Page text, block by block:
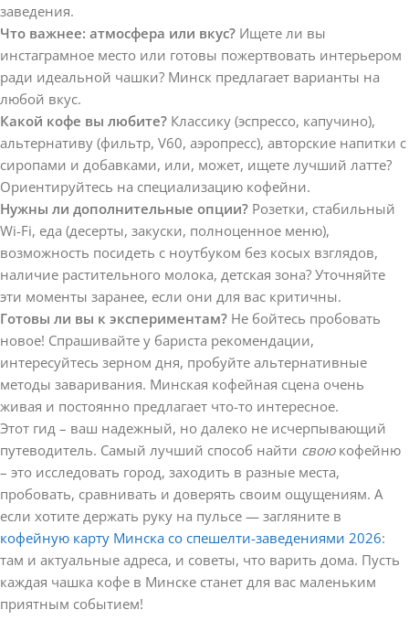
заведения.
Что важнее: атмосфера или вкус? Ищете ли вы
инстаграмное место или готовы пожертвовать интерьером
ради идеальной чашки? Минск предлагает варианты на
любой вкус.
Какой кофе вы любите? Классику (эспрессо, капучино),
альтернативу (фильтр, V60, аэропресс), авторские напитки с
сиропами и добавками, или, может, ищете лучший латте?
Ориентируйтесь на специализацию кофейни.
Нужны ли дополнительные опции? Розетки, стабильный
Wi-Fi, еда (десерты, закуски, полноценное меню),
возможность посидеть с ноутбуком без косых взглядов,
наличие растительного молока, детская зона? Уточняйте
эти моменты заранее, если они для вас критичны.
Готовы ли вы к экспериментам? Не бойтесь пробовать
новое! Спрашивайте у бариста рекомендации,
интересуйтесь зерном дня, пробуйте альтернативные
методы заваривания. Минская кофейная сцена очень
живая и постоянно предлагает что-то интересное.
Этот гид – ваш надежный, но далеко не исчерпывающий
путеводитель. Самый лучший способ найти своюкофейню
– это исследовать город, заходить в разные места,
пробовать, сравнивать и доверять своим ощущениям. А
если хотите держать руку на пульсе — загляните в
кофейную карту Минска со спешелти-заведениями 2026:
там и актуальные адреса, и советы, что варить дома. Пусть
каждая чашка кофе в Минске станет для вас маленьким
приятным событием!